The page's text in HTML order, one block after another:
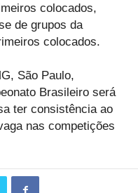
colocados,
de grupos da
colocados.
São Paulo,
Brasileiro será
ter consistência ao
nas competições